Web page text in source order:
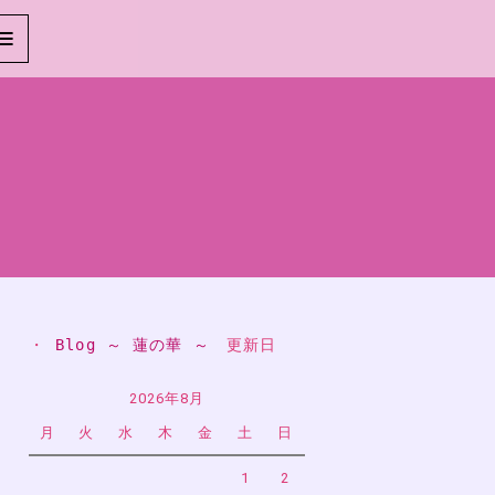
・ Blog ～ 蓮の華 ～ 更新日
2026年8月
月 火 水 木 金 土 日
1 2